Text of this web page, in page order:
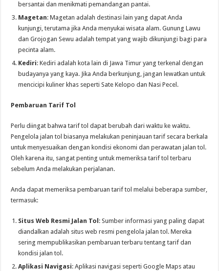
bersantai dan menikmati pemandangan pantai.
Magetan: Magetan adalah destinasi lain yang dapat Anda
kunjungi, terutama jika Anda menyukai wisata alam. Gunung Lawu
dan Grojogan Sewu adalah tempat yang wajib dikunjungi bagi para
pecinta alam.
Kediri: Kediri adalah kota lain di Jawa Timur yang terkenal dengan
budayanya yang kaya. Jika Anda berkunjung, jangan lewatkan untuk
mencicipi kuliner khas seperti Sate Kelopo dan Nasi Pecel.
Pembaruan Tarif Tol
Perlu diingat bahwa tarif tol dapat berubah dari waktu ke waktu.
Pengelola jalan tol biasanya melakukan peninjauan tarif secara berkala
untuk menyesuaikan dengan kondisi ekonomi dan perawatan jalan tol.
Oleh karena itu, sangat penting untuk memeriksa tarif tol terbaru
sebelum Anda melakukan perjalanan.
Anda dapat memeriksa pembaruan tarif tol melalui beberapa sumber,
termasuk:
Situs Web Resmi Jalan Tol : Sumber informasi yang paling dapat
diandalkan adalah situs web resmi pengelola jalan tol. Mereka
sering mempublikasikan pembaruan terbaru tentang tarif dan
kondisi jalan tol.
Aplikasi Navigasi: Aplikasi navigasi seperti Google Maps atau